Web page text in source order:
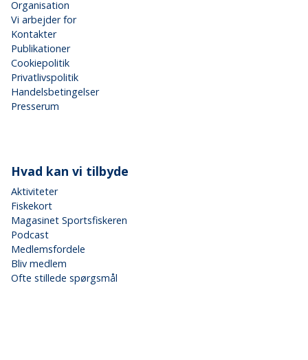
Organisation
Vi arbejder for
Kontakter
Publikationer
Cookiepolitik
Privatlivspolitik
Handelsbetingelser
Presserum
Hvad kan vi tilbyde
Aktiviteter
Fiskekort
Magasinet Sportsfiskeren
Podcast
Medlemsfordele
Bliv medlem
Ofte stillede spørgsmål